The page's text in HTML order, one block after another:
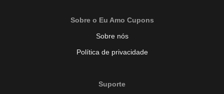
Sobre o Eu Amo Cupons
Sobre nós
Política de privacidade
Suporte